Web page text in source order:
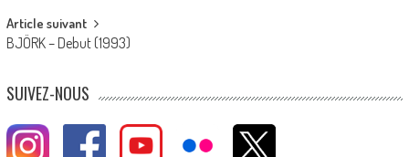
Article suivant
BJÖRK – Debut (1993)
SUIVEZ-NOUS